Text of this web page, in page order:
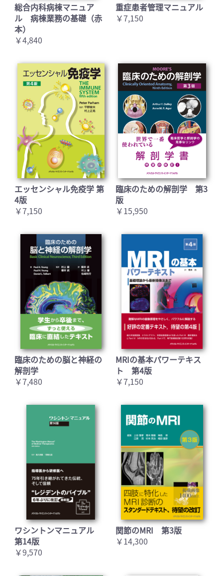
総合内科病棟マニュア
ル 病棟業務の基礎（赤
本）
￥4,840
重症患者管理マニュアル
￥7,150
エッセンシャル免疫学 第
4版
￥7,150
臨床のための解剖学 第3
版
￥15,950
臨床のための脳と神経の
解剖学
￥7,480
MRIの基本パワーテキス
ト 第4版
￥7,150
ワシントンマニュアル
第14版
￥9,570
関節のMRI 第3版
￥14,300